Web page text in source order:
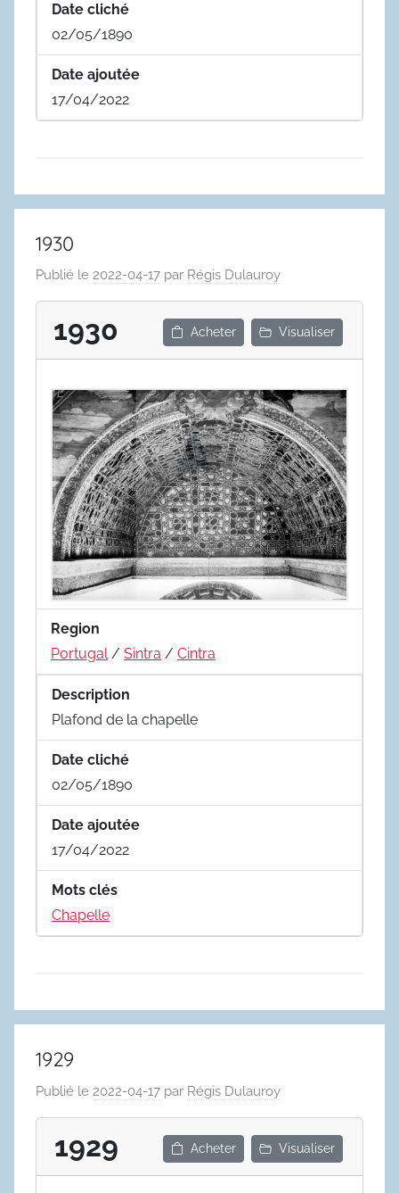
Date cliché
02/05/1890
Date ajoutée
17/04/2022
1930
Publié le 2022-04-17 par Régis Dulauroy
1930 Acheter Visualiser
Region
Portugal/ Sintra / Cintra
Description
Plafond de la chapelle
Date cliché
02/05/1890
Date ajoutée
17/04/2022
Mots clés
Chapelle
1929
Publié le 2022-04-17 par Régis Dulauroy
1929 Acheter Visualiser